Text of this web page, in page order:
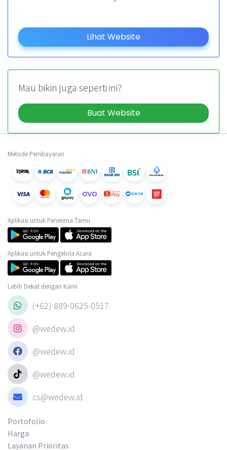
Lihat Website
Mau bikin juga seperti ini?
Buat Website
Metode Pembayaran
Aplikasi untuk Penerima Tamu
Aplikasi untuk Pengelola Acara
Lebih Dekat dengan Kami
(+62) 889-0625-0517
@wedew.id
@wedew.id
@wedew.id
cs@wedew.id
Portofolio
Harga
Layanan Prioritas